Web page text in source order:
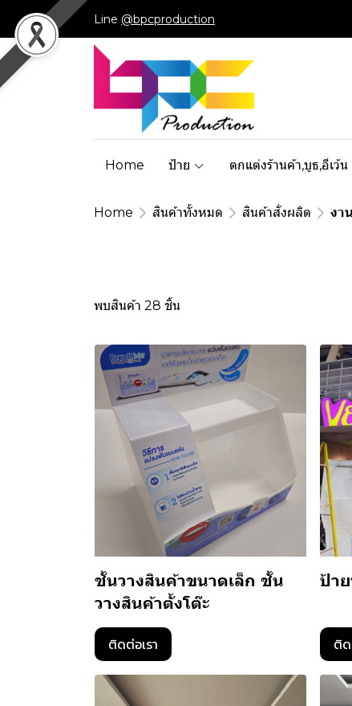
Line @bpcproduction
Home ป้าย ตกแต่งร้านค้า,บูธ,อีเว้น
Home สินค้าทั้งหมด สินค้าสั่งผลิต งา
พบสินค้า 28 ชิ้น
ชั้นวางสินค้าขนาดเล็ก ชั้น
วางสินค้าตั้งโต๊ะ
ติดต่อเรา
ป้า
ติด